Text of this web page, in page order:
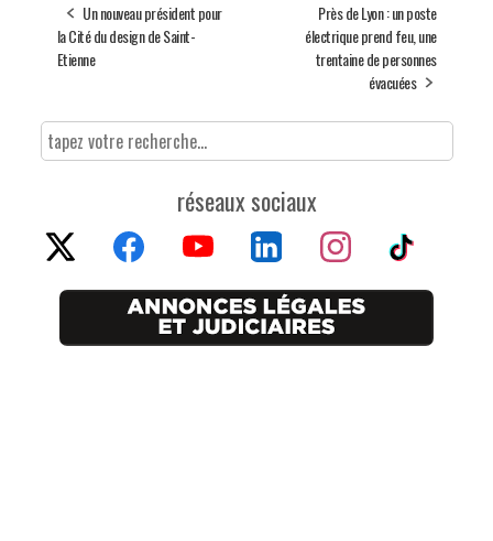
Un nouveau président pour
la Cité du design de Saint-
Etienne
Près de Lyon : un poste
électrique prend feu, une
trentaine de personnes
évacuées
réseaux sociaux